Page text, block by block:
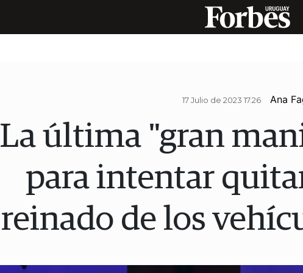
17 Julio de 2023 17.26 Ana
La última "gran
para intentar
reinado de los